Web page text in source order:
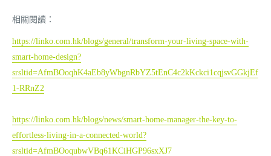
相關閱讀：
https://linko.com.hk/blogs/general/transform-your-living-space-with-
smart-home-design?
srsltid=AfmBOoqhK4aEb8yWbgnRbYZ5tEnC4c2kKckci1cqjsvGGkjEf
1-RRnZ2
https://linko.com.hk/blogs/news/smart-home-manager-the-key-to-
effortless-living-in-a-connected-world?
srsltid=AfmBOoqubwVBq61KCiHGP96sxXJ7